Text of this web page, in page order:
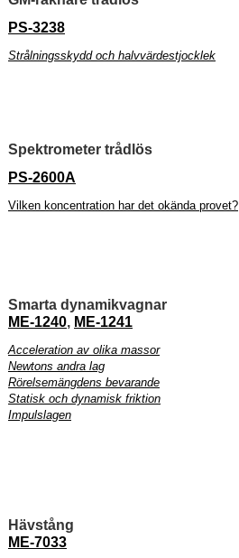
PS-3238
Strålningsskydd och halvvärdestjocklek
Spektrometer trådlös
PS-2600A
Vilken koncentration har det okända provet?
Smarta dynamikvagnar
ME-1240, ME-1241
Acceleration av olika massor
Newtons andra lag
Rörelsemängdens bevarande
Statisk och dynamisk friktion
Impulslagen
Hävstång
ME-7033